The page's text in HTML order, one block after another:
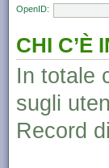
OpenID:
CHI C’È
In totale
sugli
Record